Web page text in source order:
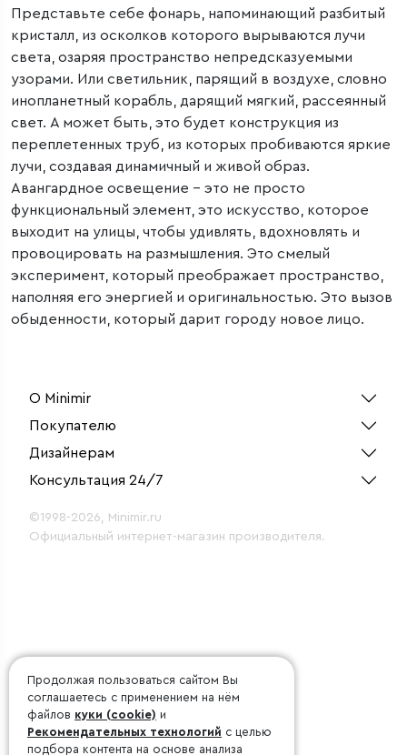
Представьте себе фонарь, напоминающий разбитый
кристалл, из осколков которого вырываются лучи
света, озаряя пространство непредсказуемыми
узорами. Или светильник, парящий в воздухе, словно
инопланетный корабль, дарящий мягкий, рассеянный
свет. А может быть, это будет конструкция из
переплетенных труб, из которых пробиваются яркие
лучи, создавая динамичный и живой образ.
Авангардное освещение – это не просто
функциональный элемент, это искусство, которое
выходит на улицы, чтобы удивлять, вдохновлять и
провоцировать на размышления. Это смелый
эксперимент, который преображает пространство,
наполняя его энергией и оригинальностью. Это вызов
обыденности, который дарит городу новое лицо.
О Minimir
Покупателю
Дизайнерам
Консультация 24/7
©1998-2026, Minimir.ru
Официальный интернет-магазин производителя.
Продолжая пользоваться сайтом Вы
соглашаетесь с применением на нём
файлов куки (cookie) и
Рекомендательных технологий с целью
подбора контента на основе анализа